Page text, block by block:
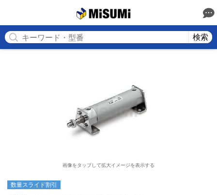
検索
画像をタップして拡大イメージを表示する
数量スライド割引